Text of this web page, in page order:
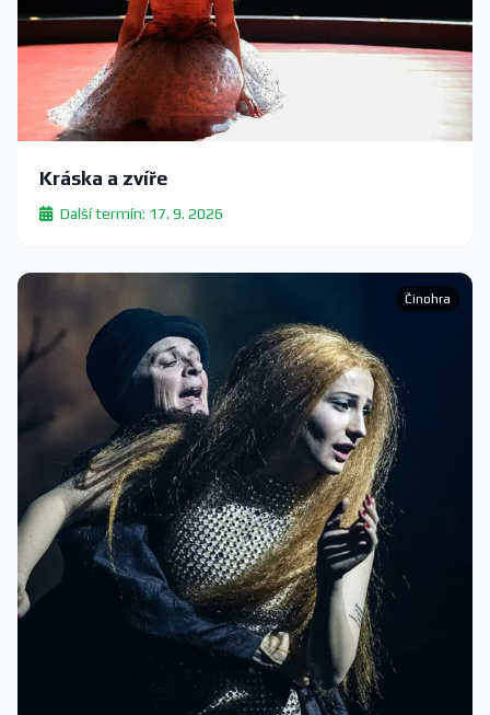
Kráska a zvíře
Další termín: 17. 9. 2026
Činohra